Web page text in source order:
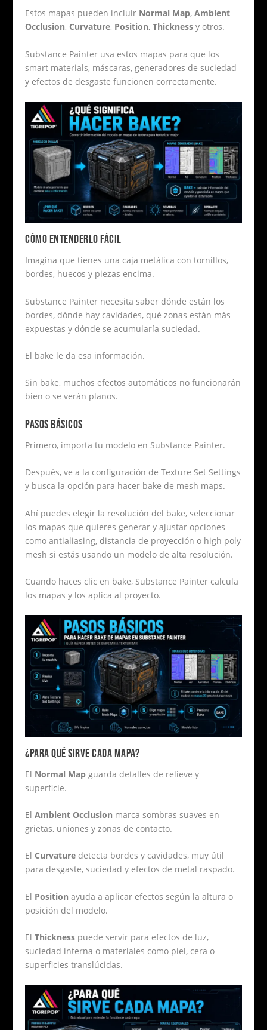
Estos mapas pueden incluir Normal Map,Ambient
Occlusion, Curvature, Position,Thickness y otros.
Substance Painter usa estos mapas para que los
smart materials, máscaras, generadores de suciedad
y efectos de desgaste funcionen correctamente.
CÓMO ENTENDERLO FÁCIL
Imagina que tienes una caja metálica con tornillos,
bordes, huecos y piezas encima.
Substance Painter necesita saber dónde están los
bordes, dónde hay cavidades, qué zonas están más
expuestas y dónde se acumularía suciedad.
El bake le da esa información.
Sin bake, muchos efectos automáticos no funcionarán
bien o se verán planos.
PASOS BÁSICOS
Primero, importa tu modelo en Substance Painter.
Después, ve a la configuración de Texture Set Settings
y busca la opción para hacer bake de mesh maps.
Ahí puedes elegir la resolución del bake, seleccionar
los mapas que quieres generar y ajustar opciones
como antialiasing, distancia de proyección o high poly
mesh si estás usando un modelo de alta resolución.
Cuando haces clic en bake, Substance Painter calcula
los mapas y los aplica al proyecto.
¿PARA QUÉ SIRVE CADA MAPA?
El Normal Map guarda detalles de relieve y
superficie.
ElAmbient Occlusion marca sombras suaves en
grietas, uniones y zonas de contacto.
El Curvature detecta bordes y cavidades, muy útil
para desgaste, suciedad y efectos de metal raspado.
El Position ayuda a aplicar efectos según la altura o
posición del modelo.
ElThickness puede servir para efectos de luz,
suciedad interna o materiales como piel, cera o
superficies translúcidas.